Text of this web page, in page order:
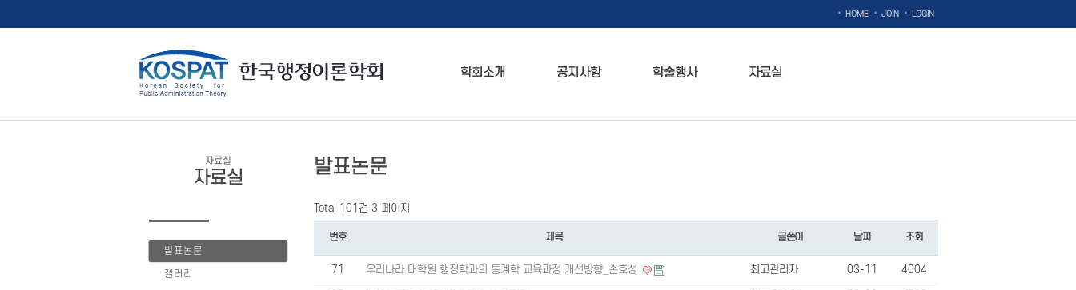
· HOME · JOIN · LOGIN
학회소개 공지사항 학술행사 자료실
자료실
자료실
발표논문
갤러리
발표논문
Total 101건 3 페이지
번호 제목 글쓴이 날짜 조회
71 우리나라 대학원 행정학과의 통계학 교육과정 개선방향_손호성 최고관리자 03-11 4004